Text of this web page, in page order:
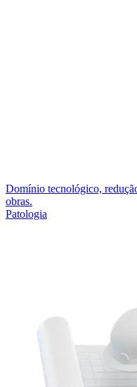
Domínio tecnológico,
obras.
Patologia